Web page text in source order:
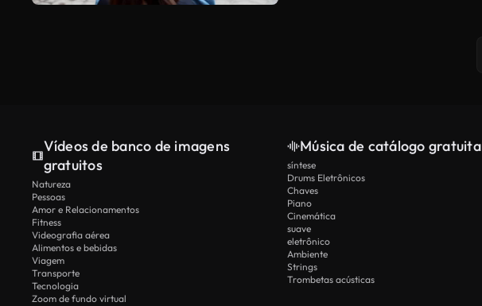
Vídeos de banco de imagens
gratuitos
Natureza
Pessoas
Amor e Relacionamentos
Fitness
Videografia aérea
Alimentos e bebidas
Viagem
Transporte
Tecnologia
Zoom de fundo virtual
Música de catálogo gratuita
síntese
Drums Eletrônicos
Chaves
Piano
Cinemática
suave
eletrônico
Ambiente
Strings
Trombetas acústicas